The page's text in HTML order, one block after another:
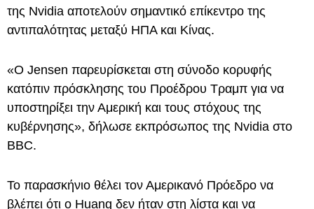
της Nvidia αποτελούν σημαντικό επίκεντρο της
αντιπαλότητας μεταξύ ΗΠΑ και Κίνας.
«Ο Jensen παρευρίσκεται στη σύνοδο κορυφής
κατόπιν πρόσκλησης του Προέδρου Τραμπ για να
υποστηρίξει την Αμερική και τους στόχους της
κυβέρνησης», δήλωσε εκπρόσωπος της Nvidia στο
BBC.
Το παρασκήνιο θέλει τον Αμερικανό Πρόεδρο να
βλέπει ότι ο Huang δεν ήταν στη λίστα και να